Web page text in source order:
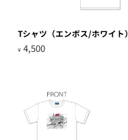
Tシャツ（エンボス/ホワイト）
¥ 4,500